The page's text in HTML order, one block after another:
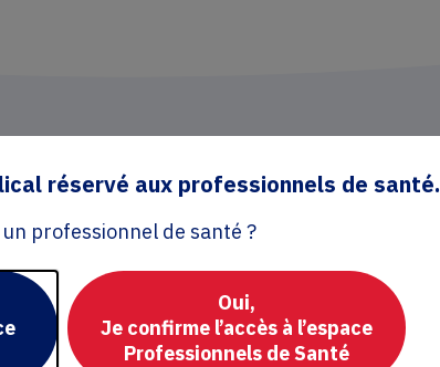
réservé aux professionnels de santé.
un professionnel de santé ?
Oui,
Je confirme l’accès à l’espace
Professionnels de Santé